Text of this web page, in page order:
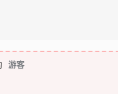
游客